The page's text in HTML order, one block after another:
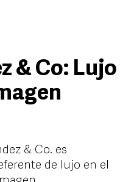
& Co: Lujo
& Co. es
de lujo en el